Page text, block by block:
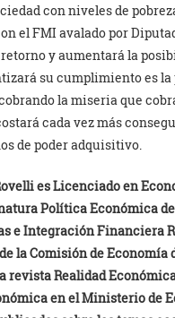
con niveles de
el FMI avalado por
y aumentará la
su cumplimiento es
la miseria que
cada vez más
de poder adquisitivo.
es Licenciado en
Política Económica
e Integración Financiera
la Comisión de Economía
revista Realidad
en el Ministerio de